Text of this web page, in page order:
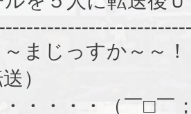
まじっすか～～
）
・・・・・（￣□